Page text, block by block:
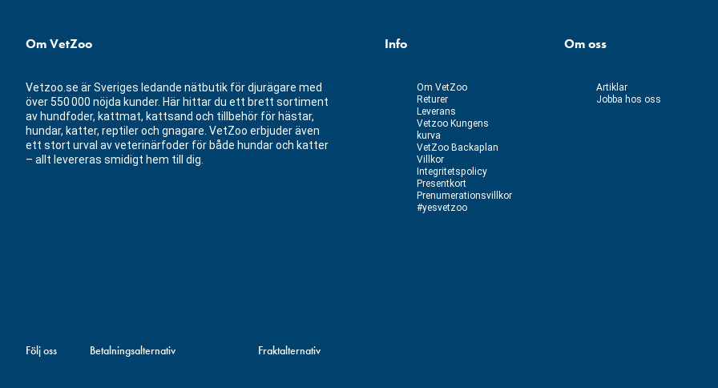
Om VetZoo
Vetzoo.se är Sveriges ledande nätbutik för djurägare med
över 550 000 nöjda kunder. Här hittar du ett brett sortiment
av hundfoder, kattmat, kattsand och tillbehör för hästar,
hundar, katter, reptiler och gnagare. VetZoo erbjuder även
ett stort urval av veterinärfoder för både hundar och katter
– allt levereras smidigt hem till dig.
Info
Om VetZoo
Returer
Leverans
Vetzoo Kungens
kurva
VetZoo Backaplan
Villkor
Integritetspolicy
Presentkort
Prenumerationsvillkor
#yesvetzoo
Om oss
Artiklar
Jobba hos oss
Följ oss Betalningsalternativ Fraktalternativ